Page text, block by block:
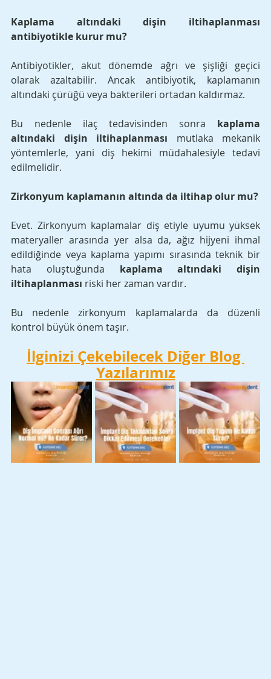
Kaplama altındaki dişin iltihaplanması
antibiyotikle kurur mu?
Antibiyotikler, akut dönemde ağrı ve şişliği geçici
olarak azaltabilir. Ancak antibiyotik, kaplamanın
altındaki çürüğü veya bakterileri ortadan kaldırmaz.
Bu nedenle ilaç tedavisinden sonra kaplama
altındaki dişin iltihaplanması mutlaka mekanik
yöntemlerle, yani diş hekimi müdahalesiyle tedavi
edilmelidir.
Zirkonyum kaplamanın altında da iltihap olur mu?
Evet. Zirkonyum kaplamalar diş etiyle uyumu yüksek
materyaller arasında yer alsa da, ağız hijyeni ihmal
edildiğinde veya kaplama yapımı sırasında teknik bir
hata oluştuğunda kaplama altındaki dişin
iltihaplanması riski her zaman vardır.
Bu nedenle zirkonyum kaplamalarda da düzenli
kontrol büyük önem taşır.
İlginizi Çekebilecek Diğer Blog
Yazılarımız